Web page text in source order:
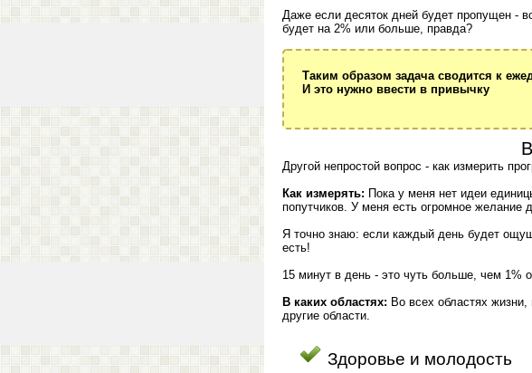
Даже если десяток дней будет пропущен -
будет на 2% или больше, правда?
Таким образом задача сводится к
И это нужно ввести в привычку
Другой непростой вопрос - как измерить
Как измерять: Пока у меня нет идеи
попутчиков. У меня есть огромное желание
Я точно знаю: если каждый день будет
есть!
15 минут в день - это чуть больше, чем 1%
В каких областях: Во всех областях
другие области.
Здоровье и молодость